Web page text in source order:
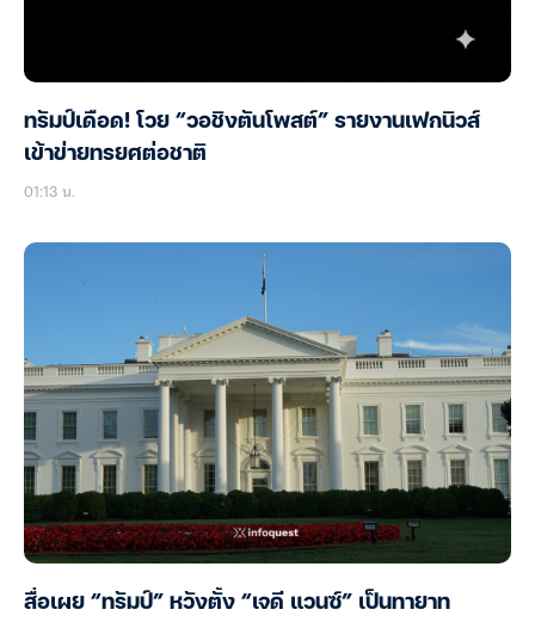
ทรัมป์เดือด! โวย “วอชิงตันโพสต์” รายงานเฟกนิวส์
เข้าข่ายทรยศต่อชาติ
01:13 น.
สื่อเผย “ทรัมป์” หวังตั้ง “เจดี แวนซ์” เป็นทายาท